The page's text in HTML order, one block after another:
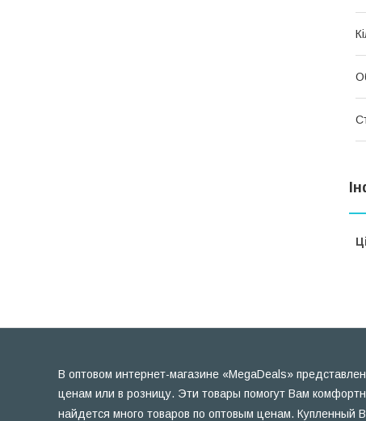
В оптовом интернет-магазине «MegaDeals»
ценам или в розницу. Эти товары помогут Вам
найдется много товаров по оптовым ценам. Купленный